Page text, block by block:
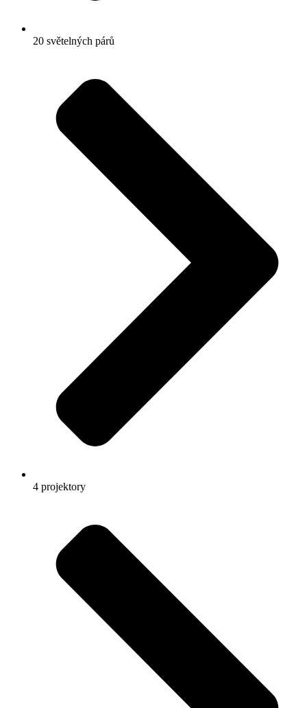
20 světelných párů
4 projektory